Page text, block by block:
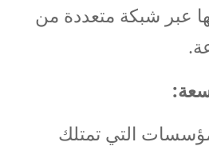
عبر شبكة متعددة من
التي تمتلك